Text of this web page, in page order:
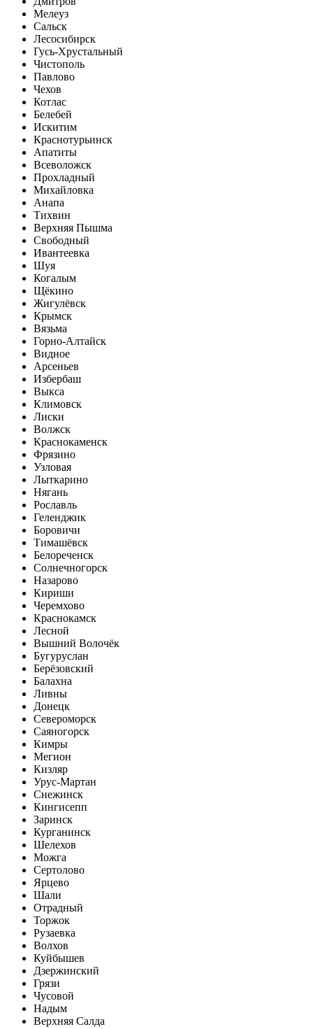
Мелеуз
Сальск
Лесосибирск
Гусь-Хрустальный
Чистополь
Павлово
Чехов
Котлас
Белебей
Искитим
Краснотурьинск
Апатиты
Всеволожск
Прохладный
Михайловка
Анапа
Тихвин
Верхняя Пышма
Свободный
Ивантеевка
Шуя
Когалым
Щёкино
Жигулёвск
Крымск
Вязьма
Горно-Алтайск
Видное
Арсеньев
Избербаш
Выкса
Климовск
Лиски
Волжск
Краснокаменск
Фрязино
Узловая
Лыткарино
Нягань
Рославль
Геленджик
Боровичи
Тимашёвск
Белореченск
Солнечногорск
Назарово
Кириши
Черемхово
Краснокамск
Лесной
Вышний Волочёк
Бугуруслан
Берёзовский
Балахна
Ливны
Донецк
Североморск
Саяногорск
Кимры
Мегион
Кизляр
Урус-Мартан
Снежинск
Кингисепп
Заринск
Курганинск
Шелехов
Можга
Сертолово
Ярцево
Шали
Отрадный
Торжок
Рузаевка
Волхов
Куйбышев
Дзержинский
Грязи
Чусовой
Надым
Верхняя Салда